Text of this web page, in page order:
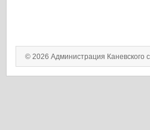
© 2026 Администрация Каневского